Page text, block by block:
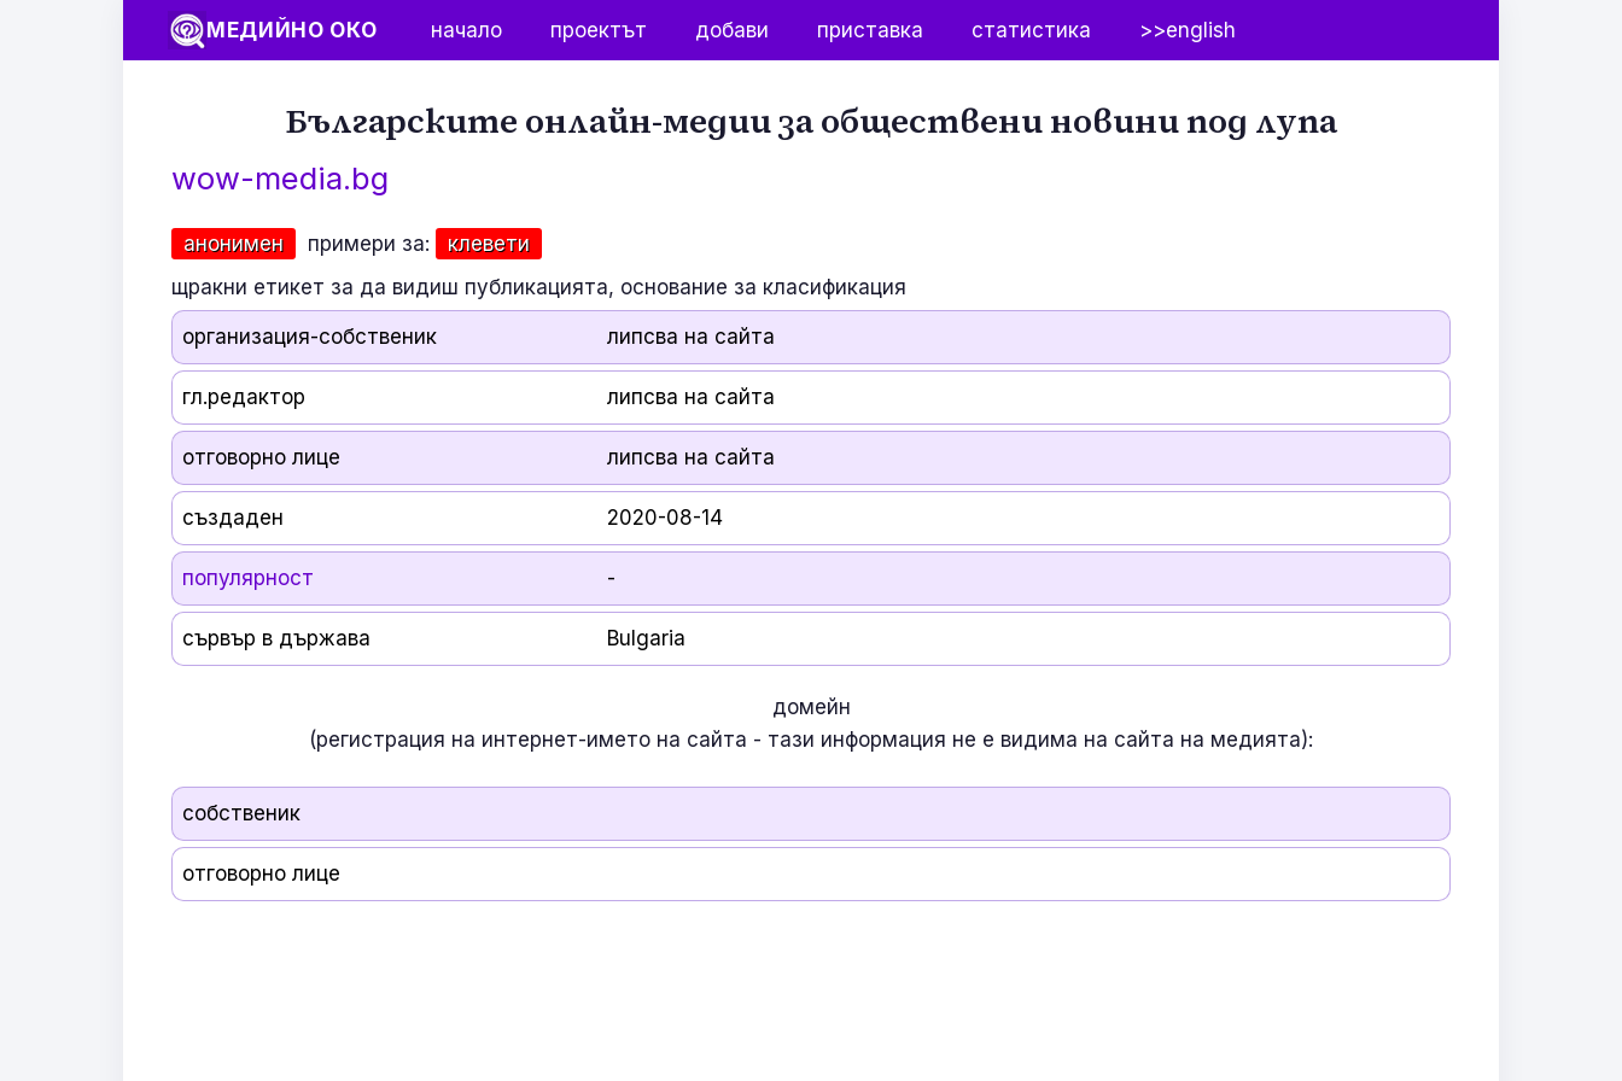
МЕДИЙНО ОКО начало проектът добави приставка статистика >>english
Българските онлайн-медии за обществени новини под лупа
wow-media.bg
анонимен примери за:
клевети
щракни етикет за да видиш публикацията, основание за класификация
организация-собственик липсва на сайта
гл.редактор липсва на сайта
отговорно лице липсва на сайта
създаден 2020-08-14
популярност -
сървър в държава Bulgaria
домейн
(регистрация на интернет-името на сайта - тази информация не е видима на сайта на медията):
собственик
отговорно лице